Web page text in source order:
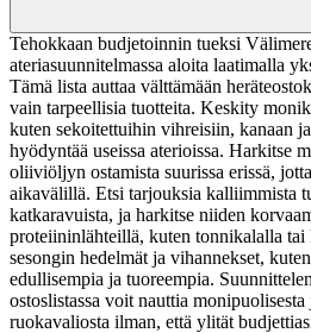
Tehokkaan budjetoinnin tueksi
ateriasuunnitelmassa aloita laatimalla
Tämä lista auttaa välttämään
vain tarpeellisia tuotteita. Keskity
kuten sekoitettuihin vihreisiin, kanaan
hyödyntää useissa aterioissa. Harkitse
oliiviöljyn ostamista suurissa erissä,
aikavälillä. Etsi tarjouksia kalliimmista
katkaravuista, ja harkitse niiden
proteiininlähteillä, kuten tonnikalalla tai
sesongin hedelmät ja vihannekset,
edullisempia ja tuoreempia.
ostoslistassa voit nauttia
ruokavaliosta ilman, että ylität